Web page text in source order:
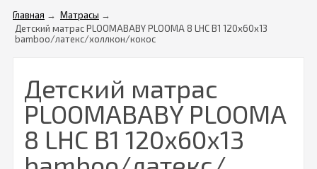
Главная → Матрасы →
Детский матрас PLOOMABABY PLOOMA 8 LHC B1 120х60x13
bamboo/латекс/холлкон/кокос
Детский матрас
PLOOMABABY PLOOMA
8 LHC B1 120х60x13